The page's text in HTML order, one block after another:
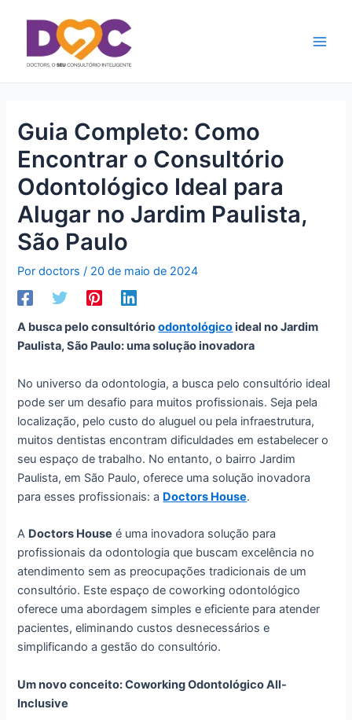
conteúdo
Guia Completo: Como
Encontrar o Consultório
Odontológico Ideal para
Alugar no Jardim Paulista,
São Paulo
Pordoctors/ 20 de maio de 2024
A busca pelo consultórioodontológicoideal no Jardim
Paulista, São Paulo: uma solução inovadora
No universo da odontologia, a busca pelo consultório ideal
pode ser um desafio para muitos profissionais. Seja pela
localização, pelo custo do aluguel ou pela infraestrutura,
muitos dentistas encontram dificuldades em estabelecer o
seu espaço de trabalho. No entanto, o bairro Jardim
Paulista, em São Paulo, oferece uma solução inovadora
para esses profissionais: a Doctors House.
A Doctors House é uma inovadora solução para
profissionais da odontologia que buscam excelência no
atendimento sem as preocupações tradicionais de um
consultório. Este espaço de coworking odontológico
oferece uma abordagem simples e eficiente para atender
pacientes, eliminando custos desnecessários e
simplificando a gestão do consultório.
Um novo conceito: Coworking Odontológico All-
Inclusive